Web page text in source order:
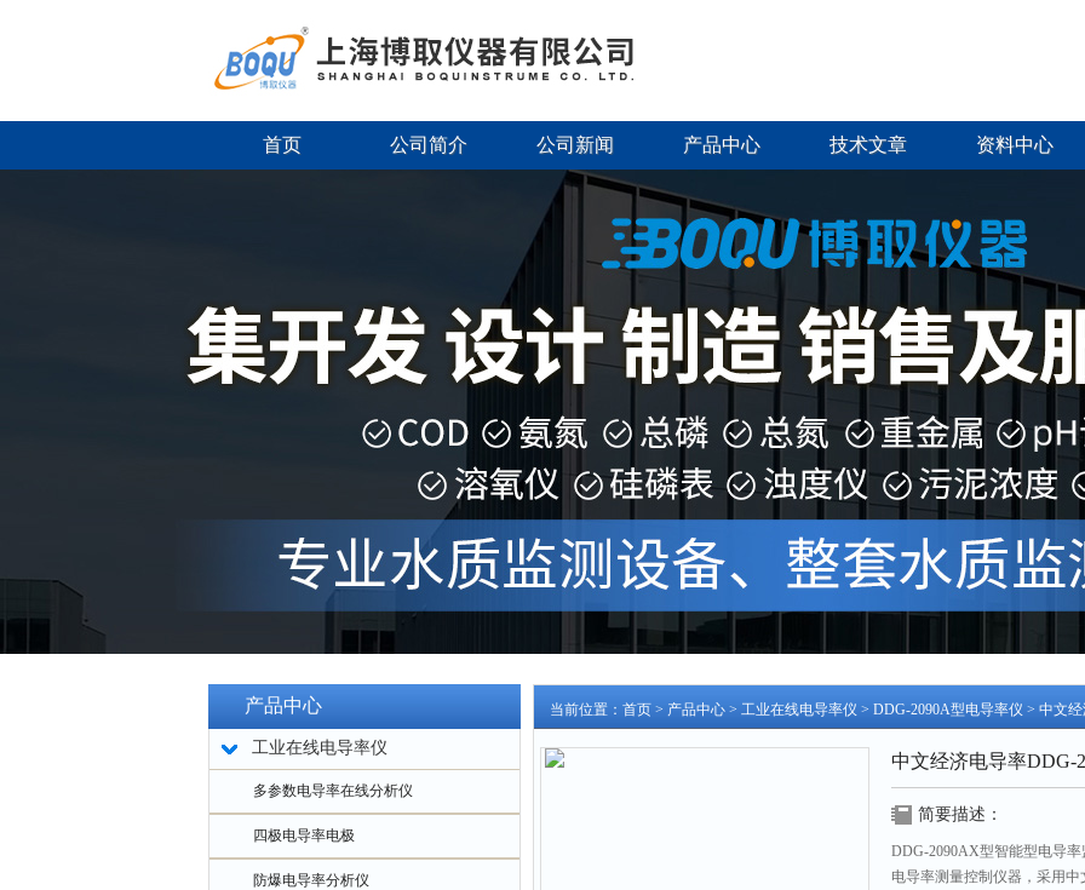
首页 公司简介 公司新闻 产品中心 技术文章 资料中心
产品中心
工业在线电导率仪
多参数电导率在线分析仪
四极电导率电极
防爆电导率分析仪
当前位置： 首页 > 产品中心 > 工业在线电导率仪 > DDG-2090A型电导率仪 > 中文
中文经济电导率DDG-
简要描述：
DDG-2090AX型智能型电导
电导率测量控制仪器，采用